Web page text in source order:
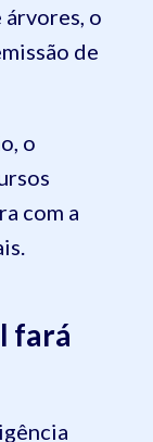
o
de
o
com a
fará